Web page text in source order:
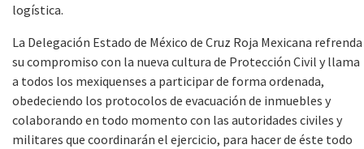
logística.
La Delegación Estado de México de Cruz Roja Mexicana refrenda
su compromiso con la nueva cultura de Protección Civil y llama
a todos los mexiquenses a participar de forma ordenada,
obedeciendo los protocolos de evacuación de inmuebles y
colaborando en todo momento con las autoridades civiles y
militares que coordinarán el ejercicio, para hacer de éste todo